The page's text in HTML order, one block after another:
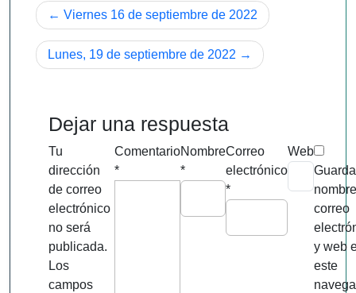
Navegación
de
entradas
Viernes 16 de septiembre de 2022
Lunes, 19 de septiembre de 2022
Dejar una respuesta
Tu
dirección
de correo
electrónico
no será
publicada.
Los
campos
Comentario
*
Nombre
*
Correo
electrónico
*
Web
correo
y web
este